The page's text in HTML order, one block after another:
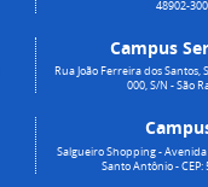
48902-
Campus
Rua João Ferreira dos Santos,
000, S/N - São
Salgueiro Shopping -
Santo Antônio - CEP: